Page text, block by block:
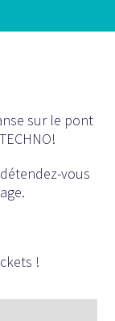
sur le pont
vous
!